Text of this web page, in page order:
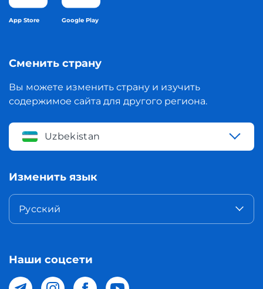
App Store Google Play
Сменить страну
Вы можете изменить страну и изучить
содержимое сайта для другого региона.
Uzbekistan
Изменить язык
Русский
Наши соцсети